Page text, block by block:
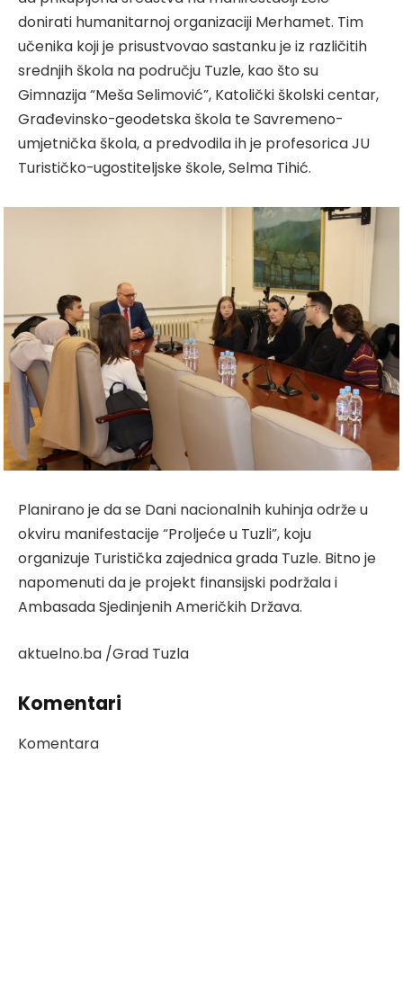
donirati humanitarnoj organizaciji Merhamet. Tim
učenika koji je prisustvovao sastanku je iz različitih
srednjih škola na području Tuzle, kao što su
Gimnazija “Meša Selimović”, Katolički školski centar,
Građevinsko-geodetska škola te Savremeno-
umjetnička škola, a predvodila ih je profesorica JU
Turističko-ugostiteljske škole, Selma Tihić.
Planirano je da se Dani nacionalnih kuhinja održe u
okviru manifestacije “Proljeće u Tuzli”, koju
organizuje Turistička zajednica grada Tuzle. Bitno je
napomenuti da je projekt finansijski podržala i
Ambasada Sjedinjenih Američkih Država.
aktuelno.ba /Grad Tuzla
Komentari
Komentara